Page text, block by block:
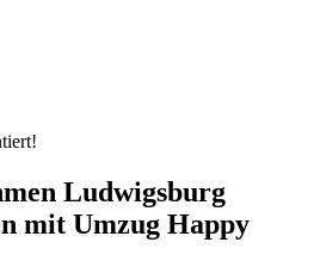
Ludwigsburg
mit Umzug Happy